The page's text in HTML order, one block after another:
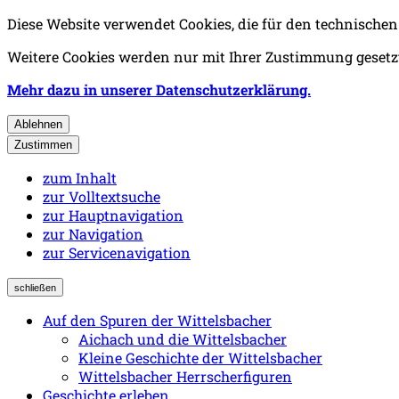
Diese Website verwendet Cookies, die für den
Weitere Cookies werden nur mit Ihrer Zustimmung
Mehr dazu in unserer Datenschutzerklärung.
Ablehnen
Zustimmen
zum Inhalt
zur Volltextsuche
zur Hauptnavigation
zur Navigation
zur Servicenavigation
schließen
Auf den Spuren der Wittelsbacher
Aichach und die Wittelsbacher
Kleine Geschichte der Wittelsbacher
Wittelsbacher Herrscherfiguren
Geschichte erleben